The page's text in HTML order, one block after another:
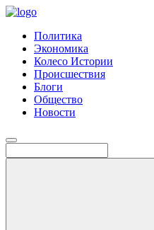
Политика
Экономика
Колесо Истории
Происшествия
Блоги
Общество
Новости